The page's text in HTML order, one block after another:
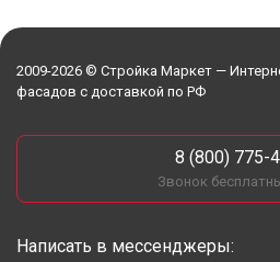
2009-2026 © Стройка Маркет —
фасадов с доставкой по РФ
8 (800) 775-
Звонок
Написать в мессенджеры: